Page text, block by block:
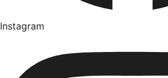
Instagram